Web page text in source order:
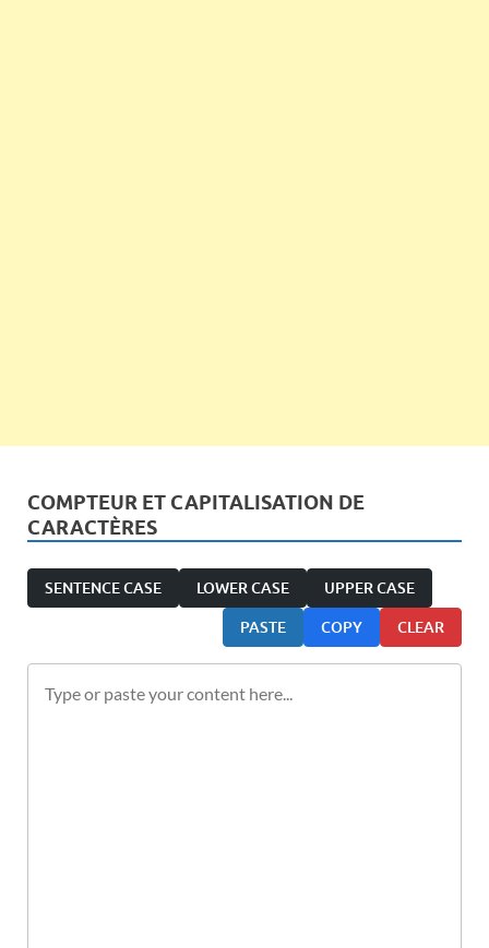
COMPTEUR ET CAPITALISATION DE
CARACTÈRES
SENTENCE CASE LOWER CASE UPPER CASE
PASTE COPY CLEAR